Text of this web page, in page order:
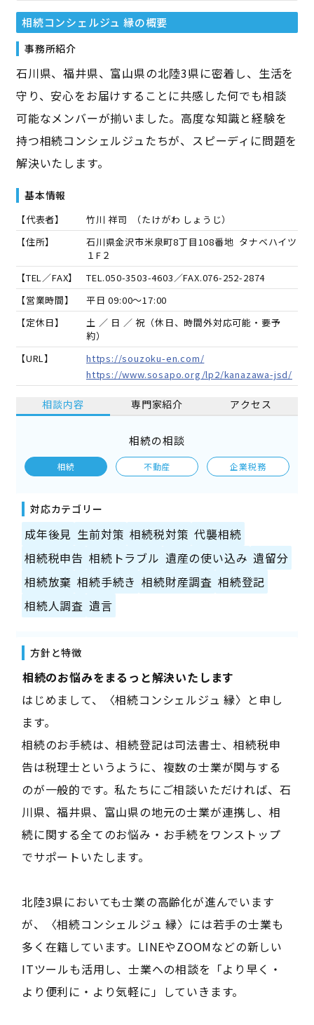
相続コンシェルジュ 縁の概要
事務所紹介
石川県、福井県、富山県の北陸3県に密着し、生活を
守り、安心をお届けすることに共感した何でも相談
可能なメンバーが揃いました。高度な知識と経験を
持つ相続コンシェルジュたちが、スピーディに問題を
解決いたします。
基本情報
【代表者】 竹川 祥司 （たけがわ しょうじ）
【住所】
石川県金沢市米泉町8丁目108番地 タナベハイツ
１F２
【TEL／FAX】
TEL.050-3503-4603 ／FAX.076-252-2874
【営業時間】
平日 09:00～17:00
【定休日】
土 ／ 日 ／ 祝（休日、時間外対応可能・要予
約）
【URL】
https://souzoku-en.com/
https://www.sosapo.org/lp2/kanazawa-jsd/
相談内容 専門家紹介 アクセス
相続の相談
相続 不動産 企業税務
対応カテゴリー
成年後見 生前対策 相続税対策 代襲相続
相続税申告 相続トラブル 遺産の使い込み 遺留分
相続放棄 相続手続き 相続財産調査 相続登記
相続人調査 遺言
方針と特徴
――相続のお悩みをまるっと解決いたします――
はじめまして、〈相続コンシェルジュ 縁〉と申し
ます。
相続のお手続は、相続登記は司法書士、相続税申
告は税理士というように、複数の士業が関与する
のが一般的です。私たちにご相談いただければ、石
川県、福井県、富山県の地元の士業が連携し、相
続に関する全てのお悩み・お手続をワンストップ
でサポートいたします。
北陸3県においても士業の高齢化が進んでいます
が、〈相続コンシェルジュ 縁〉には若手の士業も
多く在籍しています。LINEやZOOMなどの新しい
ITツールも活用し、士業への相談を「より早く・
より便利に・より気軽に」していきます。